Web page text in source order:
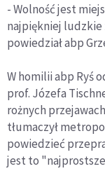
- Wolność jest
najpiękniej ludzkie
powiedział abp
W homilii abp Ryś
prof. Józefa
rożnych
tłumaczył
powiedzieć
jest to